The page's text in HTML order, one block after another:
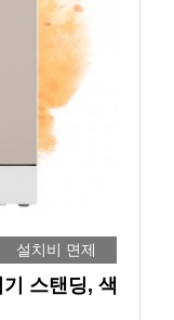
설치비 면제
스탠딩, 색